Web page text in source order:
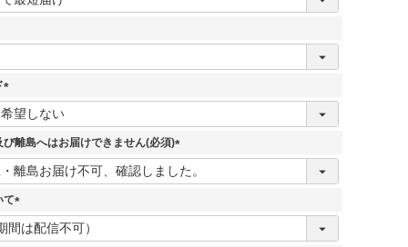
必
(
必
須離島へはお届けできません(必須)
(
必
て
(
必